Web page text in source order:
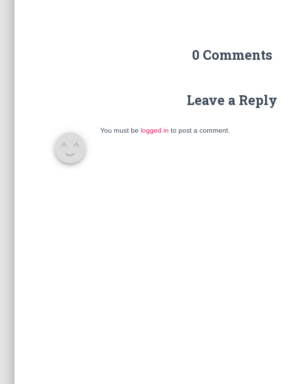
0 Comments
Leave a Reply
You must be logged in to post a comment.